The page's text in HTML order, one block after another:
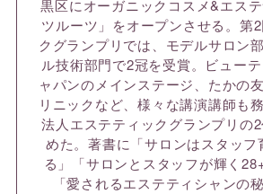
黒区にオーガニックコスメ&エス
ツルーツ」をオープンさせる。第
クグランプリでは、モデルサロン
ル技術部門で2冠を受賞。ビュー
ャパンのメインステージ、たかの
リニックなど、様々な講演講師も
法人エステティックグランプリの
めた。著書に「サロンはスタッフ
る」「サロンとスタッフが輝く
「愛されるエステティシャンの